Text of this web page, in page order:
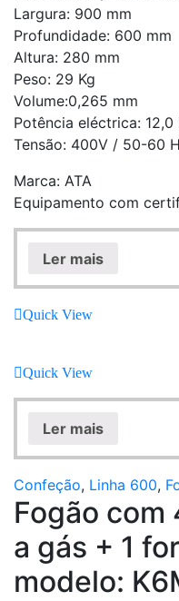
Largura: 900 mm
Profundidade: 600 mm
Altura: 280 mm
Peso: 29 Kg
Volume:0,265 mm
Potência eléctrica: 12,0
Tensão: 400V / 50-60
Marca: ATA
Equipamento com
Ler mais
Quick View
Quick View
Ler mais
Confeção, Linha 600,
Fogão com
a gás + 1
modelo: